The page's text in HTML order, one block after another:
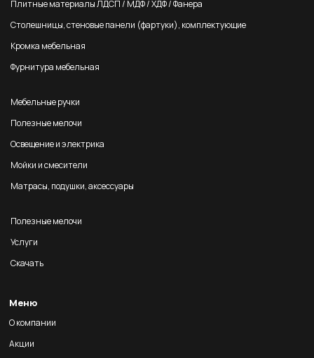
Плитные материалы ЛДСП / МДФ / ХДФ / Фанера
Столешницы, стеновые панели (фартуки), комплектующие
Кромка мебельная
Фурнитура мебельная
Мебельные ручки
Полезные мелочи
Освещение и электрика
Мойки и смесители
Матрасы, подушки, аксессуары
Полезные мелочи
Услуги
Скачать
Меню
О компании
Акции